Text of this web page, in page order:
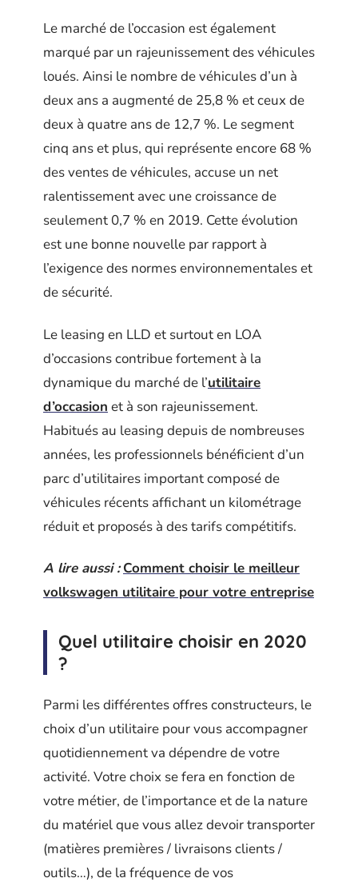
Le marché de l’occasion est également
marqué par un rajeunissement des véhicules
loués. Ainsi le nombre de véhicules d’un à
deux ans a augmenté de 25,8 % et ceux de
deux à quatre ans de 12,7 %. Le segment
cinq ans et plus, qui représente encore 68 %
des ventes de véhicules, accuse un net
ralentissement avec une croissance de
seulement 0,7 % en 2019. Cette évolution
est une bonne nouvelle par rapport à
l’exigence des normes environnementales et
de sécurité.
Le leasing en LLD et surtout en LOA
d’occasions contribue fortement à la
dynamique du marché de l’utilitaire
d’occasion et à son rajeunissement.
Habitués au leasing depuis de nombreuses
années, les professionnels bénéficient d’un
parc d’utilitaires important composé de
véhicules récents affichant un kilométrage
réduit et proposés à des tarifs compétitifs.
A lire aussi : Comment choisir le meilleur
volkswagen utilitaire pour votre entreprise
Quel utilitaire choisir en 2020
?
Parmi les différentes offres constructeurs, le
choix d’un utilitaire pour vous accompagner
quotidiennement va dépendre de votre
activité. Votre choix se fera en fonction de
votre métier, de l’importance et de la nature
du matériel que vous allez devoir transporter
(matières premières / livraisons clients /
outils…), de la fréquence de vos